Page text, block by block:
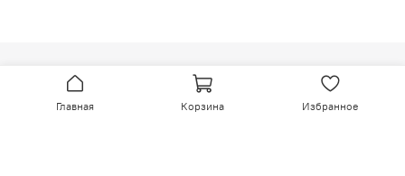
МОСКОВСКАЯ УПАКОВОЧНАЯ МАНУФАКТУРА №1
Главная Корзина Избранное